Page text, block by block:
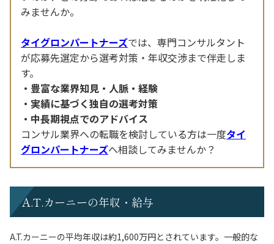
みませんか。
タイグロンパートナーズでは、専門コンサルタント
が応募先選定から選考対策・年収交渉まで伴走しま
す。
豊富な業界知見・人脈・経験
実績に基づく独自の選考対策
中長期視点でのアドバイス
コンサル業界への転職を検討している方は一度タイ
グロンパートナーズへ相談してみませんか？
A.T.カーニーの年収・給与
A.T.カーニーの平均年収は約1,600万円とされています。一般的な